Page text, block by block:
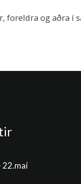
foreldra og aðra í
22.maí